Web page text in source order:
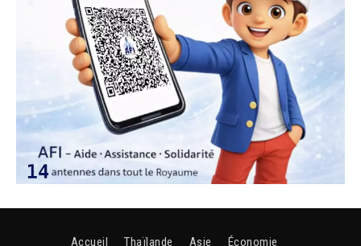
Accueil Thaïlande Asie Économie